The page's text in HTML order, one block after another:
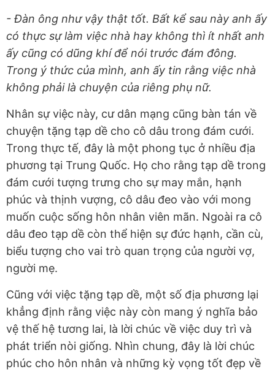
- Đàn ông như vậy thật tốt. Bất kể sau này anh ấy
có thực sự làm việc nhà hay không thì ít nhất anh
ấy cũng có dũng khí để nói trước đám đông.
Trong ý thức của mình, anh ấy tin rằng việc nhà
không phải là chuyện của riêng phụ nữ.
Nhân sự việc này, cư dân mạng cũng bàn tán về
chuyện tặng tạp dề cho cô dâu trong đám cưới.
Trong thực tế, đây là một phong tục ở nhiều địa
phương tại Trung Quốc. Họ cho rằng tạp dề trong
đám cưới tượng trưng cho sự may mắn, hạnh
phúc và thịnh vượng, cô dâu đeo vào với mong
muốn cuộc sống hôn nhân viên mãn. Ngoài ra cô
dâu đeo tạp dề còn thể hiện sự đức hạnh, cần cù,
biểu tượng cho vai trò quan trọng của người vợ,
người mẹ.
Cũng với việc tặng tạp dề, một số địa phương lại
khẳng định rằng việc này còn mang ý nghĩa bảo
vệ thế hệ tương lai, là lời chúc về việc duy trì và
phát triển nòi giống. Nhìn chung, đây là lời chúc
phúc cho hôn nhân và những kỳ vọng tốt đẹp về